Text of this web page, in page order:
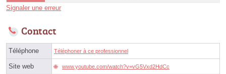
Signaler une erreur
Contact
Téléphone Téléphoner à ce professionnel
Site web www.youtube.com/watch?v=vG5Vxd2HdCc